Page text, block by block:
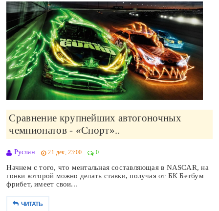
Сравнение крупнейших автогоночных
чемпионатов - «Спорт»..
Руслан 21-дек, 23:00 0
Начнем с того, что ментальная составляющая в NASCAR, на
гонки которой можно делать ставки, получая от БК Бетбум
фрибет, имеет свои...
ЧИТАТЬ